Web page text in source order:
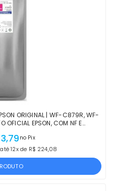
ORIGINAL | WF-C879R, WF-
OFICIAL EPSON, COM NF E
no Pix
12x de R$ 224,08